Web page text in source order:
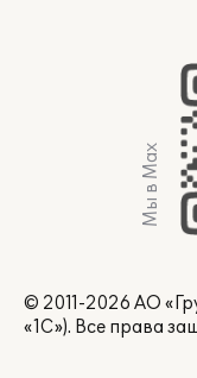
Мы в Max
© 2011-2026 АО
«1С»). Все права